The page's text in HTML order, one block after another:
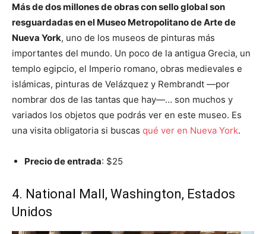
Más de dos millones de obras con sello global son
resguardadas en el Museo Metropolitano de Arte de
Nueva York, uno de los museos de pinturas más
importantes del mundo. Un poco de la antigua Grecia, un
templo egipcio, el Imperio romano, obras medievales e
islámicas, pinturas de Velázquez y Rembrandt —por
nombrar dos de las tantas que hay—… son muchos y
variados los objetos que podrás ver en este museo. Es
una visita obligatoria si buscas qué ver en Nueva York.
Precio de entrada: $25
4. National Mall, Washington, Estados
Unidos